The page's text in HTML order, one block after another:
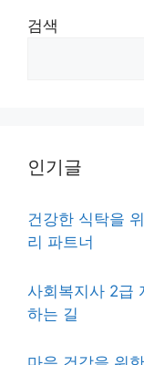
검색
인기글
건강한 식탁을
리 파트너
사회복지사 2급
하는 길